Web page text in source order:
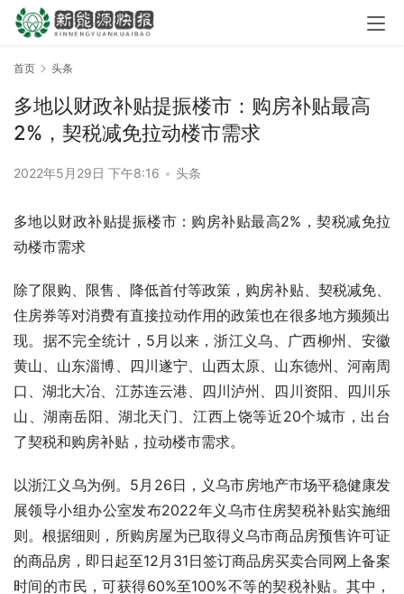
首页 头条
多地以财政补贴提振楼市：购房补贴最高
2%，契税减免拉动楼市需求
2022年5月29日 下午8:16 • 头条
多地以财政补贴提振楼市：购房补贴最高2%，契税减免拉
动楼市需求
除了限购、限售、降低首付等政策，购房补贴、契税减免、
住房券等对消费有直接拉动作用的政策也在很多地方频频出
现。据不完全统计，5月以来，浙江义乌、广西柳州、安徽
黄山、山东淄博、四川遂宁、山西太原、山东德州、河南周
口、湖北大冶、江苏连云港、四川泸州、四川资阳、四川乐
山、湖南岳阳、湖北天门、江西上饶等近20个城市，出台
了契税和购房补贴，拉动楼市需求。
以浙江义乌为例。5月26日，义乌市房地产市场平稳健康发
展领导小组办公室发布2022年义乌市住房契税补贴实施细
则。根据细则，所购房屋为已取得义乌市商品房预售许可证
的商品房，即日起至12月31日签订商品房买卖合同网上备案
时间的市民，可获得60%至100%不等的契税补贴。其中，